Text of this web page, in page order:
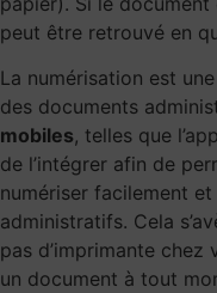
peut être retrouvé en
La numérisation est
des documents
mobiles, telles que
de l’intégrer afin de
numériser facilement
administratifs. Cela
pas d’imprimante
un document à tout